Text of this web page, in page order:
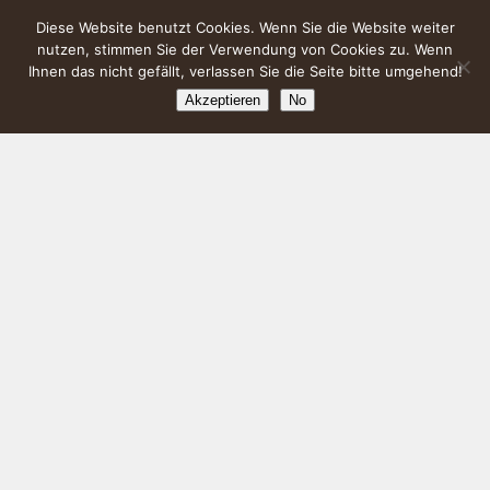
Diese Website benutzt Cookies. Wenn Sie die Website weiter
nutzen, stimmen Sie der Verwendung von Cookies zu. Wenn
Ihnen das nicht gefällt, verlassen Sie die Seite bitte umgehend!
Akzeptieren No